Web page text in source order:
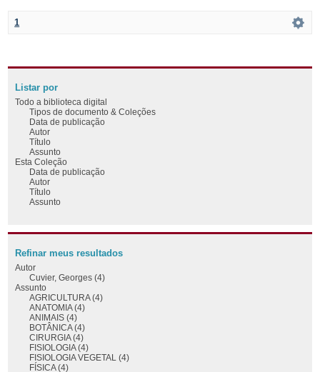
1
Listar por
Todo a biblioteca digital
Tipos de documento & Coleções
Data de publicação
Autor
Título
Assunto
Esta Coleção
Data de publicação
Autor
Título
Assunto
Refinar meus resultados
Autor
Cuvier, Georges (4)
Assunto
AGRICULTURA (4)
ANATOMIA (4)
ANIMAIS (4)
BOTÂNICA (4)
CIRURGIA (4)
FISIOLOGIA (4)
FISIOLOGIA VEGETAL (4)
FÍSICA (4)